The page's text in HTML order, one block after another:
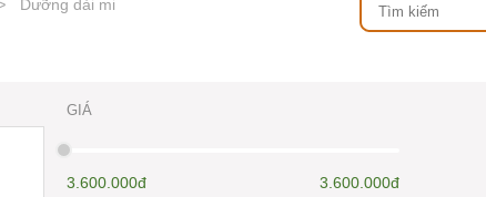
Dưỡng dài mi
GIÁ
3.600.000đ 3.600.000đ